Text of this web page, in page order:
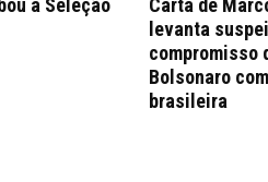
a Seleção
Carta de
levanta
compromisso
Bolsonaro
brasileira